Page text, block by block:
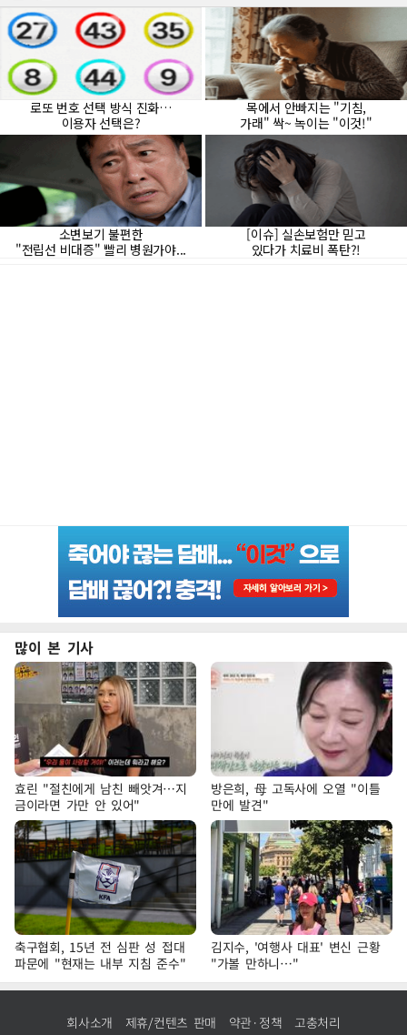
많이 본 기사
효린 "절친에게 남친 빼앗겨…지
금이라면 가만 안 있어"
방은희, 母 고독사에 오열 "이틀
만에 발견"
축구협회, 15년 전 심판 성 접대
파문에 "현재는 내부 지침 준수"
김지수, '여행사 대표' 변신 근황
"가볼 만하니…"
회사소개 제휴/컨텐츠 판매 약관·정책 고충처리